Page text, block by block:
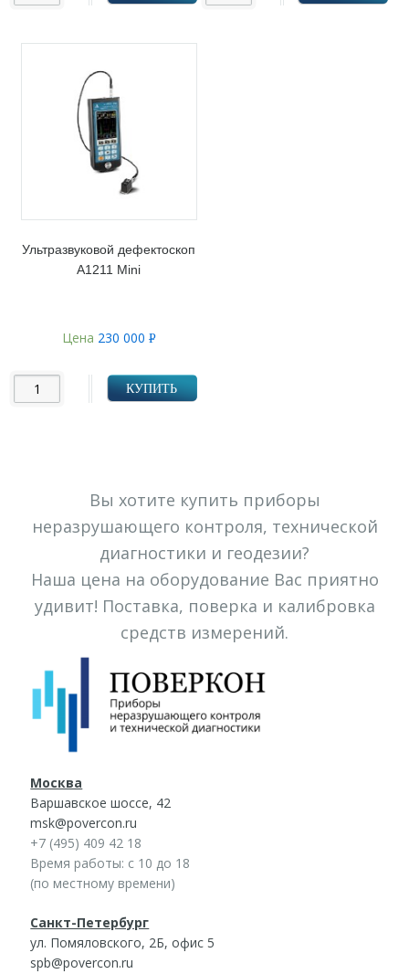
Ультразвуковой дефектоскоп
А1211 Mini
Цена 230 000 Р
КУПИТЬ
Вы хотите купить приборы
неразрушающего контроля, технической
диагностики и геодезии?
Наша цена на оборудование Вас приятно
удивит! Поставка, поверка и калибровка
средств измерений.
Москва
Варшавское шоссе, 42
msk@povercon.ru
+7 (495) 409 42 18
Время работы: с 10 до 18
(по местному времени)
Санкт-Петербург
ул. Помяловского, 2Б, офис 5
spb@povercon.ru